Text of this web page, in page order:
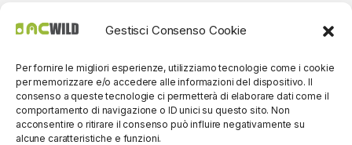
Gestisci Consenso Cookie
Per fornire le migliori esperienze, utilizziamo tecnologie come i cookie
per memorizzare e/o accedere alle informazioni del dispositivo. Il
consenso a queste tecnologie ci permetterà di elaborare dati come il
comportamento di navigazione o ID unici su questo sito. Non
acconsentire o ritirare il consenso può influire negativamente su
alcune caratteristiche e funzioni.